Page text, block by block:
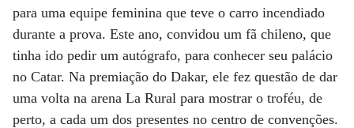
para uma equipe feminina que teve o carro incendiado
durante a prova. Este ano, convidou um fã chileno, que
tinha ido pedir um autógrafo, para conhecer seu palácio
no Catar. Na premiação do Dakar, ele fez questão de dar
uma volta na arena La Rural para mostrar o troféu, de
perto, a cada um dos presentes no centro de convenções.